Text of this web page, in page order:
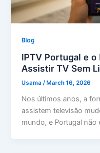
Blog
IPTV Portugal e
Assistir TV Sem
Usama/ March 16, 2026
Nos últimos anos, a
assistem televisão
mundo, e Portugal não